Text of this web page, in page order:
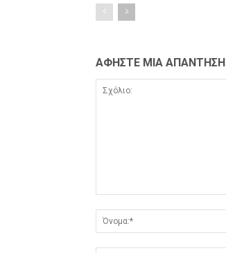
ΑΦΗΣΤΕ ΜΙΑ ΑΠΑΝΤΗΣΗ